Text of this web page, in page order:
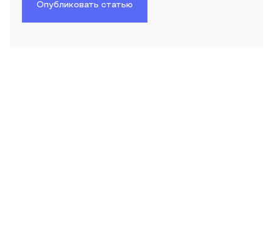
Опубликовать статью